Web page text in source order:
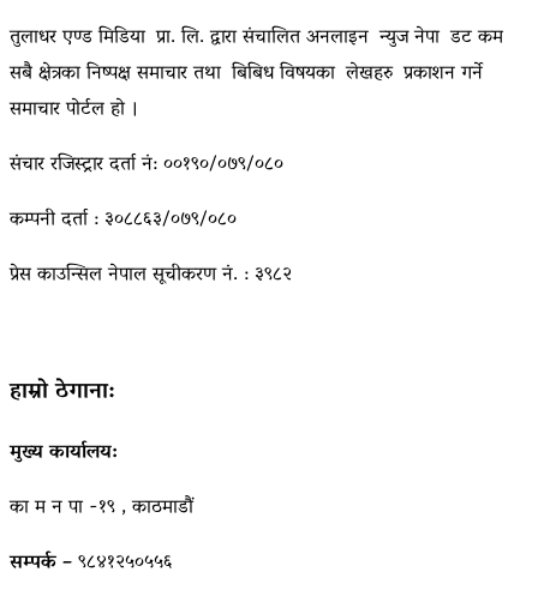
तुलाधर एण्ड मिडिया प्रा. लि. द्वारा संचालित अनलाइन न्युज नेपा डट कम
सबै क्षेत्रका निष्पक्ष समाचार तथा बिबिध विषयका लेखहरु प्रकाशन गर्ने
समाचार पोर्टल हो ।
संचार रजिस्ट्रार दर्ता नं: ००१९०/०७९/०८०
कम्पनी दर्ता : ३०८८६३/०७९/०८०
प्रेस काउन्सिल नेपाल सूचीकरण नं. : ३९८२
हाम्रो ठेगाना:
मुख्य कार्यालय:
का म न पा -१९ , काठमाडौं
सम्पर्क –९८४१२५०५५६